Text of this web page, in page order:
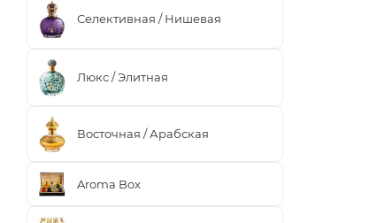
Селективная / Нишевая
Люкс / Элитная
Восточная / Арабская
Aroma Box